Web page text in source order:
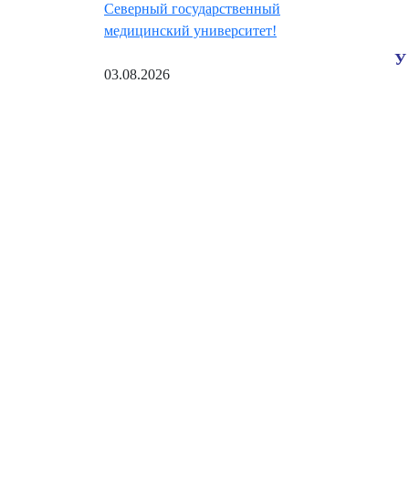
Северный государственный
медицинский университет!
03.08.2026
У